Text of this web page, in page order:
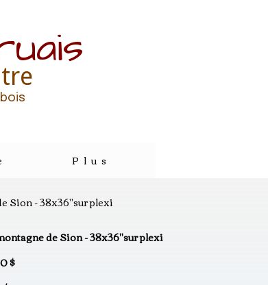
Plus
Sion - 38x36"sur plexi
de Sion - 38x36"sur plexi
$